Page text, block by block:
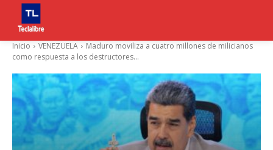
Inicio VENEZUELA
Maduro moviliza a cuatro millones de milicianos
como respuesta a los destructores...